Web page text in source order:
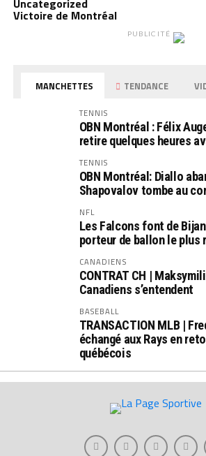
Uncategorized
Victoire de Montréal
PUBLICITÉ
MANCHETTES TENDANCE
TENNIS
OBN Montréal : Félix
retire quelques heures
TENNIS
OBN Montréal: Diallo
Shapovalov tombe au
NFL
Les Falcons font de
porteur de ballon le plus
CANADIENS
CONTRAT CH |
Canadiens s’entendent
BASEBALL
TRANSACTION MLB |
échangé aux Rays en
québécois